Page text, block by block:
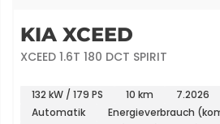
KIA XCEED
XCEED 1.6T 180 DCT SPIRIT
132 kW / 179 PS 10 km 7.2026
Automatik
Energieverbrauch